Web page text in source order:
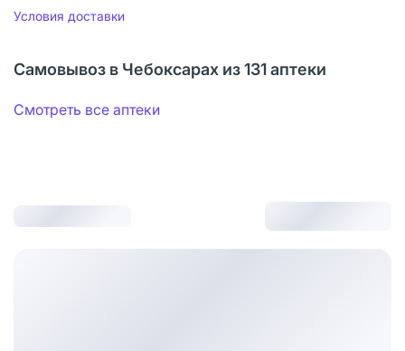
Условия доставки
Самовывоз в Чебоксарах из 131 аптеки
Смотреть все аптеки